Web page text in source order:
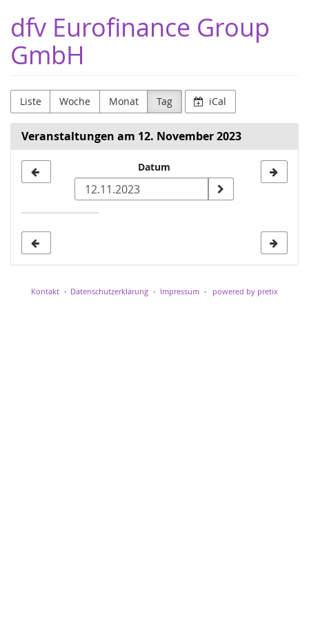
Haupt-
Inhalt
springen
dfv Eurofinance Group
GmbH
Liste Woche Monat Tag iCal
Veranstaltungen am 12. November 2023
zur
Anzeige
Datum
Kontakt Datenschutzerklärung Impressum powered by pretix